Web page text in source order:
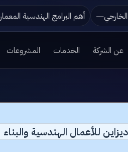
تطور التصميم والأناقة؟
عن الشركة الخدمات المشروعات
للأعمال الهندسية والبناء